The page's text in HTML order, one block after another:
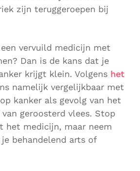
zijn teruggeroepen bij
vervuild medicijn met
Dan is de kans dat je
krijgt klein. Volgens het
namelijk vergelijkbaar met
kanker als gevolg van het
geroosterd vlees. Stop
het medicijn, maar neem
behandelend arts of